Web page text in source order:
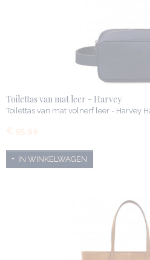
Toilettas van mat leer - Harvey
Toilettas van mat volnerf leer - Harvey
€ 95,99
IN WINKELWAGEN